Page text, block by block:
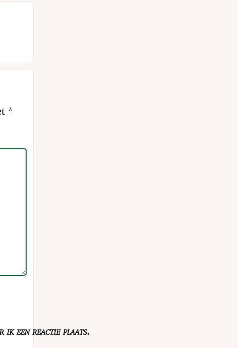
*
ik een reactie plaats.